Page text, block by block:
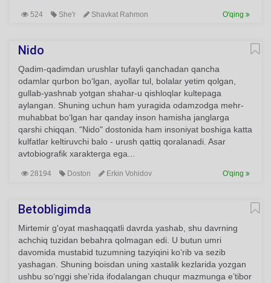
524 She'r Shavkat Rahmon O'qing
Nido
Qadim-qadimdan urushlar tufayli qanchadan qancha
odamlar qurbon bo‘lgan, ayollar tul, bolalar yetim qolgan,
gullab-yashnab yotgan shahar-u qishloqlar kultepaga
aylangan. Shuning uchun ham yuragida odamzodga mehr-
muhabbat bo‘lgan har qanday inson hamisha janglarga
qarshi chiqqan. "Nido" dostonida ham insoniyat boshiga katta
kulfatlar keltiruvchi balo - urush qattiq qoralanadi. Asar
avtobiografik xarakterga ega...
28194 Doston Erkin Vohidov O'qing
Betobligimda
Mirtemir g'oyat mashaqqatli davrda yashab, shu davrning
achchiq tuzidan bebahra qolmagan edi. U butun umri
davomida mustabid tuzumning tazyiqini ko‘rib va sezib
yashagan. Shuning boisdan uning xastalik kezlarida yozgan
ushbu so‘nggi she’rida ifodalangan chuqur mazmunga e’tibor